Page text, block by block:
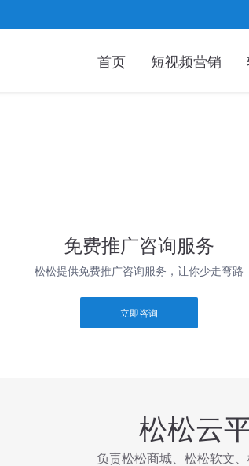
首页 短视频营销
免费推广咨询服务
松松提供免费推广咨询服务，让你少走弯路
立即咨询
松松云
负责松松商城、松松软文